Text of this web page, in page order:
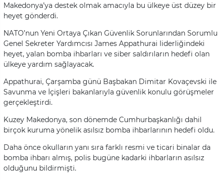
Makedonya’ya destek olmak amacıyla bu ülkeye üst düzey bir
heyet gönderdi.
NATO’nun Yeni Ortaya Çıkan Güvenlik Sorunlarından Sorumlu
Genel Sekreter Yardımcısı James Appathurai liderliğindeki
heyet, yalan bomba ihbarları ve siber saldırıların hedefi olan
ülkeye yardım sağlayacak.
Appathurai, Çarşamba günü Başbakan Dimitar Kovaçevski ile
Savunma ve İçişleri bakanlarıyla güvenlik konulu görüşmeler
gerçekleştirdi.
Kuzey Makedonya, son dönemde Cumhurbaşkanlığı dahil
birçok kuruma yönelik asılsız bomba ihbarlarının hedefi oldu.
Daha önce okulların yanı sıra farklı resmi ve ticari binalar da
bomba ihbarı almış, polis bugüne kadarki ihbarların asılsız
olduğunu bildirmişti.